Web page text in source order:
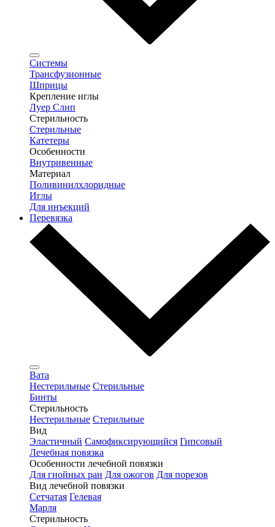
Системы
Трансфузионные
Шприцы
Крепление иглы
Луер Слип
Стерильность
Стерильные
Катетеры
Особенности
Внутривенные
Материал
Поливинилхлоридные
Иглы
Для инъекций
Перевязка
Вата
Нестерильные Стерильные
Бинты
Стерильность
Нестерильные Стерильные
Вид
Эластичный Самофиксирующийся Гипсовый
Лечебная повязка
Особенности лечебной повязки
Для гнойных ран Для ожогов Для порезов
Вид лечебной повязки
Сетчатая Гелевая
Марля
Стерильность